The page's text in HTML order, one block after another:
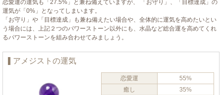
恋愛運の運気も「27.5%」と兼ね備えていますが、 「お守り」、「目標達成」の
運気が「0%」となってしまいます。
「お守り」や「目標達成」も兼ね備えたい場合や、全体的に運気を高めたいとい
う場合には、上記２つのパワーストーン以外にも、水晶など総合運を高めてくれ
るパワーストーンを組み合わせてみましょう。
アメジストの運気
恋愛運
55%
癒し
35%